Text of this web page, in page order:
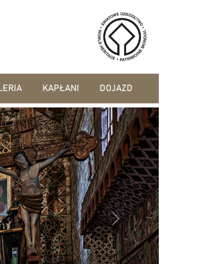
KAPŁANI DOJAZD
Next